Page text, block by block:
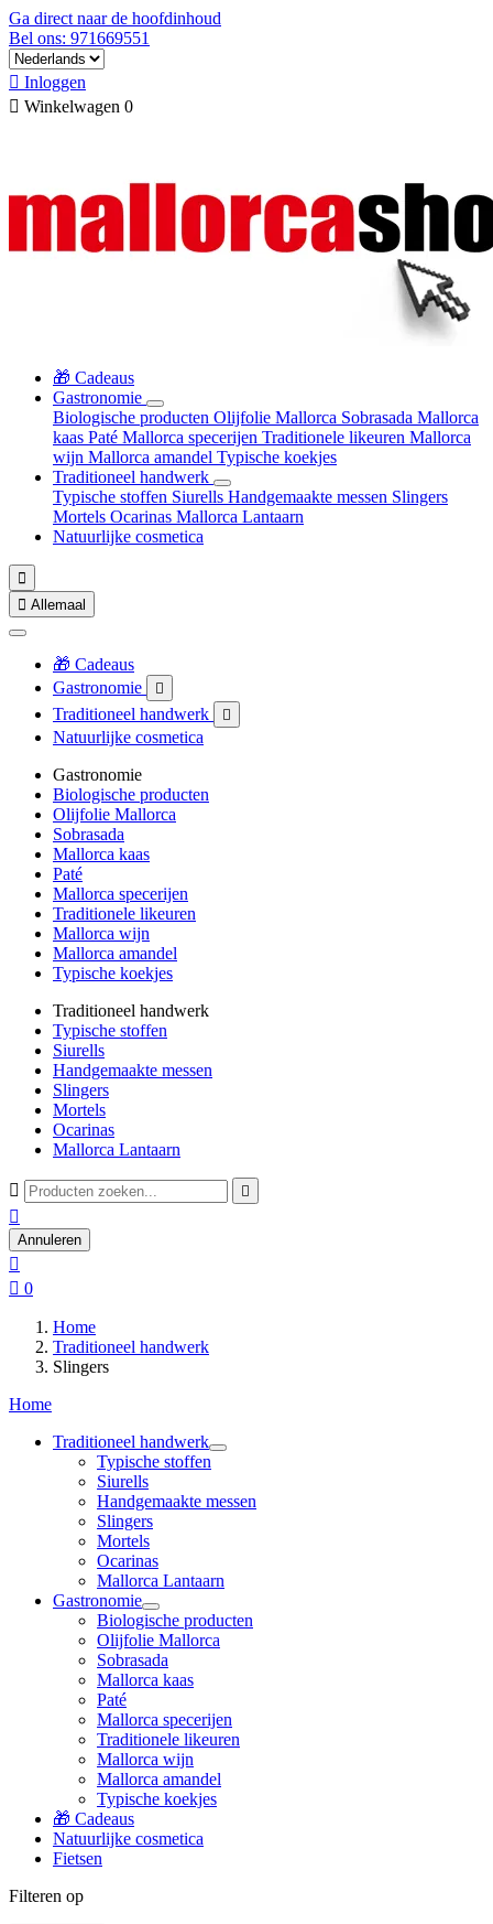
Ga direct naar de hoofdinhoud
Bel ons: 971669551
 Inloggen
 Winkelwagen 0
🎁 Cadeaus
Gastronomie
Biologische producten Olijfolie Mallorca Sobrasada Mallorca
kaas Paté Mallorca specerijen Traditionele likeuren Mallorca
wijn Mallorca amandel Typische koekjes
Traditioneel handwerk
Typische stoffen Siurells Handgemaakte messen Slingers
Mortels Ocarinas Mallorca Lantaarn
Natuurlijke cosmetica

 Allemaal
🎁 Cadeaus
Gastronomie

Traditioneel handwerk 
Natuurlijke cosmetica
Gastronomie
Biologische producten
Olijfolie Mallorca
Sobrasada
Mallorca kaas
Paté
Mallorca specerijen
Traditionele likeuren
Mallorca wijn
Mallorca amandel
Typische koekjes
Traditioneel handwerk
Typische stoffen
Siurells
Handgemaakte messen
Slingers
Mortels
Ocarinas
Mallorca Lantaarn
 

Annuleren

 0
Home
Traditioneel handwerk
Slingers
Home
Traditioneel handwerk
Typische stoffen
Siurells
Handgemaakte messen
Slingers
Mortels
Ocarinas
Mallorca Lantaarn
Gastronomie
Biologische producten
Olijfolie Mallorca
Sobrasada
Mallorca kaas
Paté
Mallorca specerijen
Traditionele likeuren
Mallorca wijn
Mallorca amandel
Typische koekjes
🎁 Cadeaus
Natuurlijke cosmetica
Fietsen
Filteren op